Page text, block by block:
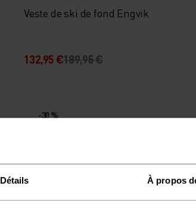
Détails À propos
Veste de ski de fond Engvik
132,95 €189,95 €
-30 %
Veste de ski de fond Langnes